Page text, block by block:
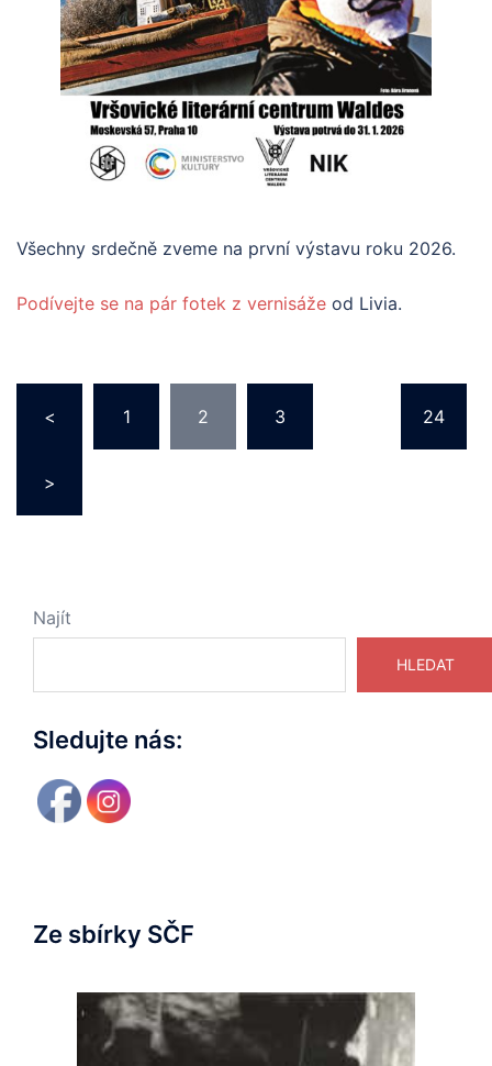
Všechny srdečně zveme na první výstavu roku 2026.
Podívejte se na pár fotek z vernisáže od Livia.
příspěvků
< 1 2 3 24
>
Najít
HLEDAT
Sledujte nás:
Ze sbírky SČF